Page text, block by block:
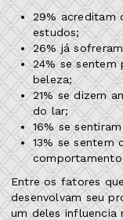
29% acreditam
estudos;
26% já
24% se sentem
beleza;
21% se dizem
do lar;
16% se
13% se sentem
Entre os fatores
desenvolvam seu
um deles influencia